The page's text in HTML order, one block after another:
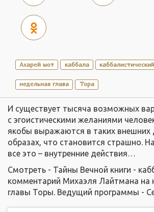
Ахарей мот каббала
недельная глава Тора
И существует тысяча возможных
с эгоистическими желаниями
якобы выражаются в таких внешних
образах, что становится страшно.
все это – внутренние действия…
Смотреть - Тайны Вечной книги -
комментарий Михаэля Лайтмана на
главы Торы. Ведущий программы -